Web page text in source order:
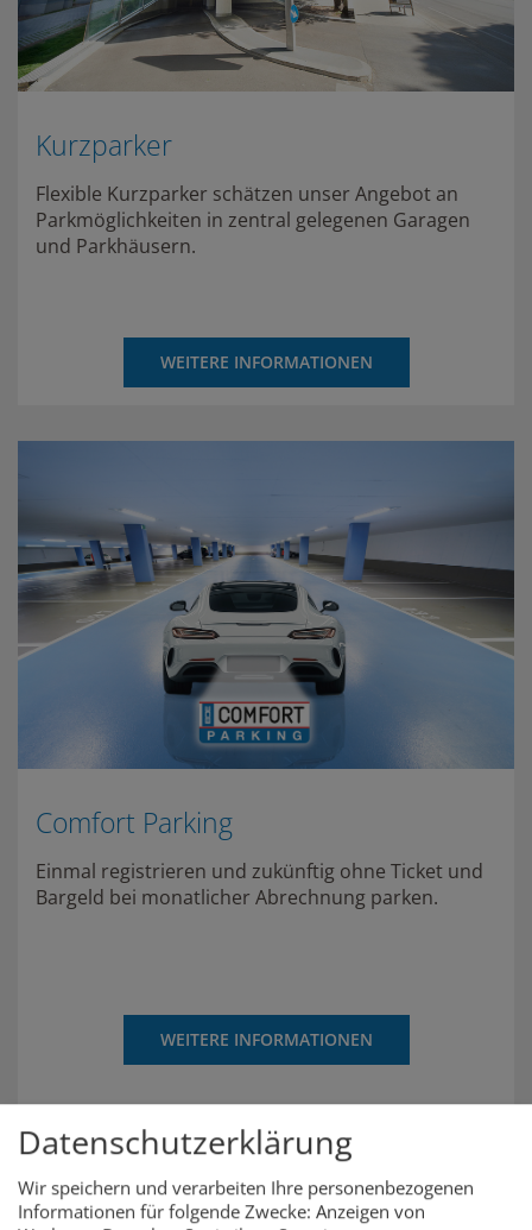
Kurzparker
Flexible Kurzparker schätzen unser Angebot an
Parkmöglichkeiten in zentral gelegenen Garagen
und Parkhäusern.
WEITERE INFORMATIONEN
Comfort Parking
Einmal registrieren und zukünftig ohne Ticket und
Bargeld bei monatlicher Abrechnung parken.
WEITERE INFORMATIONEN
Datenschutzerklärung
Wir speichern und verarbeiten Ihre personenbezogenen
Informationen für folgende Zwecke: Anzeigen von